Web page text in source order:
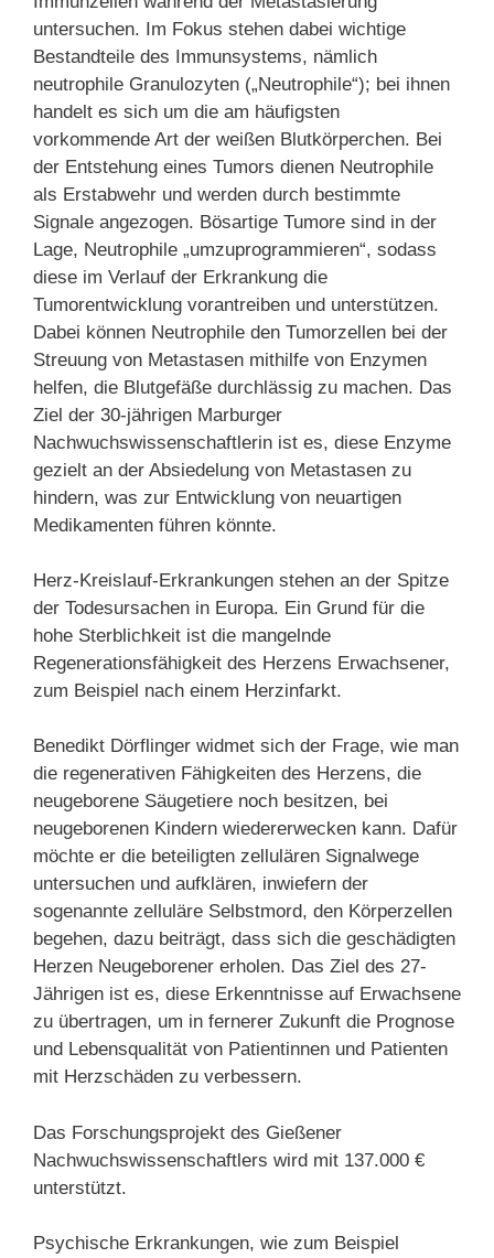
untersuchen. Im Fokus stehen dabei wichtige
Bestandteile des Immunsystems, nämlich
neutrophile Granulozyten („Neutrophile“); bei ihnen
handelt es sich um die am häufigsten
vorkommende Art der weißen Blutkörperchen. Bei
der Entstehung eines Tumors dienen Neutrophile
als Erstabwehr und werden durch bestimmte
Signale angezogen. Bösartige Tumore sind in der
Lage, Neutrophile „umzuprogrammieren“, sodass
diese im Verlauf der Erkrankung die
Tumorentwicklung vorantreiben und unterstützen.
Dabei können Neutrophile den Tumorzellen bei der
Streuung von Metastasen mithilfe von Enzymen
helfen, die Blutgefäße durchlässig zu machen. Das
Ziel der 30-jährigen Marburger
Nachwuchswissenschaftlerin ist es, diese Enzyme
gezielt an der Absiedelung von Metastasen zu
hindern, was zur Entwicklung von neuartigen
Medikamenten führen könnte.
Herz-Kreislauf-Erkrankungen stehen an der Spitze
der Todesursachen in Europa. Ein Grund für die
hohe Sterblichkeit ist die mangelnde
Regenerationsfähigkeit des Herzens Erwachsener,
zum Beispiel nach einem Herzinfarkt.
Benedikt Dörflinger widmet sich der Frage, wie man
die regenerativen Fähigkeiten des Herzens, die
neugeborene Säugetiere noch besitzen, bei
neugeborenen Kindern wiedererwecken kann. Dafür
möchte er die beteiligten zellulären Signalwege
untersuchen und aufklären, inwiefern der
sogenannte zelluläre Selbstmord, den Körperzellen
begehen, dazu beiträgt, dass sich die geschädigten
Herzen Neugeborener erholen. Das Ziel des 27-
Jährigen ist es, diese Erkenntnisse auf Erwachsene
zu übertragen, um in fernerer Zukunft die Prognose
und Lebensqualität von Patientinnen und Patienten
mit Herzschäden zu verbessern.
Das Forschungsprojekt des Gießener
Nachwuchswissenschaftlers wird mit 137.000 €
unterstützt.
Psychische Erkrankungen, wie zum Beispiel